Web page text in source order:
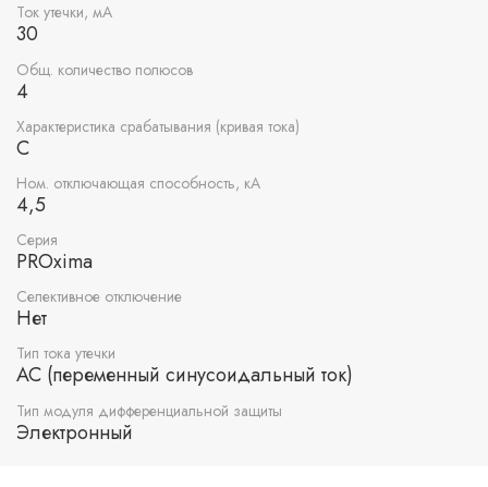
Ток утечки, мА
30
Общ. количество полюсов
4
Характеристика срабатывания (кривая тока)
C
Ном. отключающая способность, кА
4,5
Серия
PROxima
Селективное отключение
Нет
Тип тока утечки
AC (переменный синусоидальный ток)
Тип модуля дифференциальной защиты
Электронный